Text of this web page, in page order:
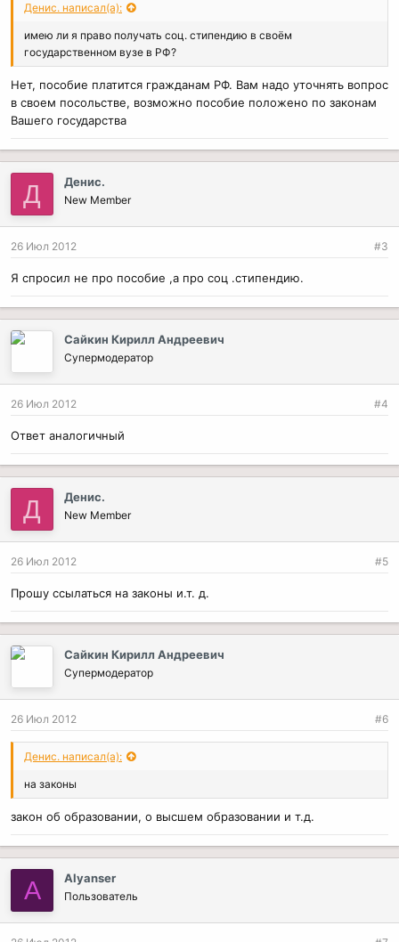
Денис. написал(а):
имею ли я право получать соц. стипендию в своём
государственном вузе в РФ?
Нет, пособие платится гражданам РФ. Вам надо уточнять вопрос
в своем посольстве, возможно пособие положено по законам
Вашего государства
Д Денис.
New Member
26 Июл 2012 #3
Я спросил не про пособие ,а про соц .стипендию.
Сайкин Кирилл Андреевич
Супермодератор
26 Июл 2012 #4
Ответ аналогичный
Д Денис.
New Member
26 Июл 2012 #5
Прошу ссылаться на законы и.т. д.
Сайкин Кирилл Андреевич
Супермодератор
26 Июл 2012 #6
Денис. написал(а):
на законы
закон об образовании, о высшем образовании и т.д.
A Alyanser
Пользователь